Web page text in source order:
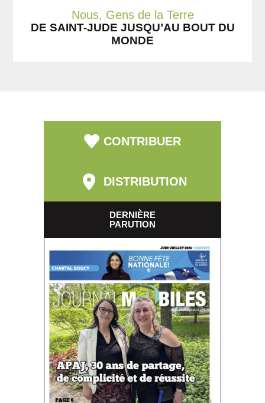
Nous, Gens de la Terre
DE SAINT-JUDE JUSQU’AU BOUT DU
MONDE
CONTRIBUER
DISTRIBUTION
DERNIÈRE
PARUTION